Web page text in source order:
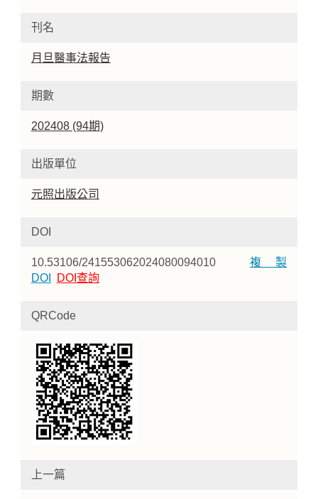
刊名
月旦醫事法報告
期數
202408 (94期)
出版單位
元照出版公司
DOI
10.53106/241553062024080094010複製
DOI
DOI查詢
QRCode
上一篇